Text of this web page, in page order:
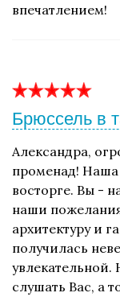
впечатлением!
Брюссель в
Александра,
променад! Наша
восторге. Вы -
наши
архитектуру и
получилась
увлекательной.
слушать Вас, а